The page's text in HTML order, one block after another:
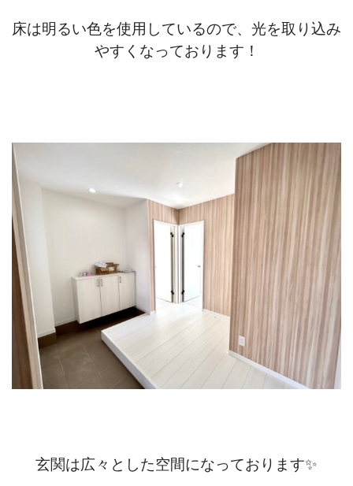
床は明るい色を使用しているので、光を取り込み
やすくなっております！
玄関は広々とした空間になっております✨